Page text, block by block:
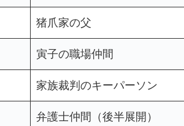
猪爪家の父
寅子の職場仲間
家族裁判のキーパーソン
弁護士仲間（後半展開）